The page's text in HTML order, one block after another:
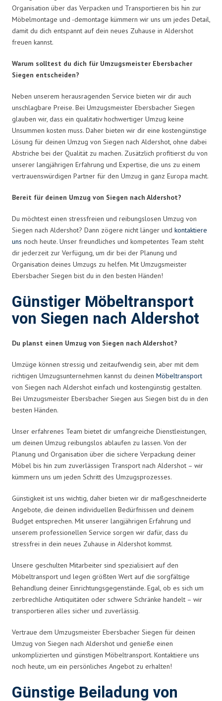
Organisation über das Verpacken und Transportieren bis hin zur
Möbelmontage und -demontage kümmern wir uns um jedes Detail,
damit du dich entspannt auf dein neues Zuhause in Aldershot
freuen kannst.
Warum solltest du dich für Umzugsmeister Ebersbacher
Siegen entscheiden?
Neben unserem herausragenden Service bieten wir dir auch
unschlagbare Preise. Bei Umzugsmeister Ebersbacher Siegen
glauben wir, dass ein qualitativ hochwertiger Umzug keine
Unsummen kosten muss. Daher bieten wir dir eine kostengünstige
Lösung für deinen Umzug von Siegen nach Aldershot, ohne dabei
Abstriche bei der Qualität zu machen. Zusätzlich profitierst du von
unserer langjährigen Erfahrung und Expertise, die uns zu einem
vertrauenswürdigen Partner für den Umzug in ganz Europa macht.
Bereit für deinen Umzug von Siegen nach Aldershot?
Du möchtest einen stressfreien und reibungslosen Umzug von
Siegen nach Aldershot? Dann zögere nicht länger und kontaktiere
uns noch heute. Unser freundliches und kompetentes Team steht
dir jederzeit zur Verfügung, um dir bei der Planung und
Organisation deines Umzugs zu helfen. Mit Umzugsmeister
Ebersbacher Siegen bist du in den besten Händen!
Günstiger Möbeltransport
von Siegen nach Aldershot
Du planst einen Umzug von Siegen nach Aldershot?
Umzüge können stressig und zeitaufwendig sein, aber mit dem
richtigen Umzugsunternehmen kannst du deinen Möbeltransport
von Siegen nach Aldershot einfach und kostengünstig gestalten.
Bei Umzugsmeister Ebersbacher Siegen aus Siegen bist du in den
besten Händen.
Unser erfahrenes Team bietet dir umfangreiche Dienstleistungen,
um deinen Umzug reibungslos ablaufen zu lassen. Von der
Planung und Organisation über die sichere Verpackung deiner
Möbel bis hin zum zuverlässigen Transport nach Aldershot – wir
kümmern uns um jeden Schritt des Umzugsprozesses.
Günstigkeit ist uns wichtig, daher bieten wir dir maßgeschneiderte
Angebote, die deinen individuellen Bedürfnissen und deinem
Budget entsprechen. Mit unserer langjährigen Erfahrung und
unserem professionellen Service sorgen wir dafür, dass du
stressfrei in dein neues Zuhause in Aldershot kommst.
Unsere geschulten Mitarbeiter sind spezialisiert auf den
Möbeltransport und legen größten Wert auf die sorgfältige
Behandlung deiner Einrichtungsgegenstände. Egal, ob es sich um
zerbrechliche Antiquitäten oder schwere Schränke handelt – wir
transportieren alles sicher und zuverlässig.
Vertraue dem Umzugsmeister Ebersbacher Siegen für deinen
Umzug von Siegen nach Aldershot und genieße einen
unkomplizierten und günstigen Möbeltransport. Kontaktiere uns
noch heute, um ein persönliches Angebot zu erhalten!
Günstige Beiladung von